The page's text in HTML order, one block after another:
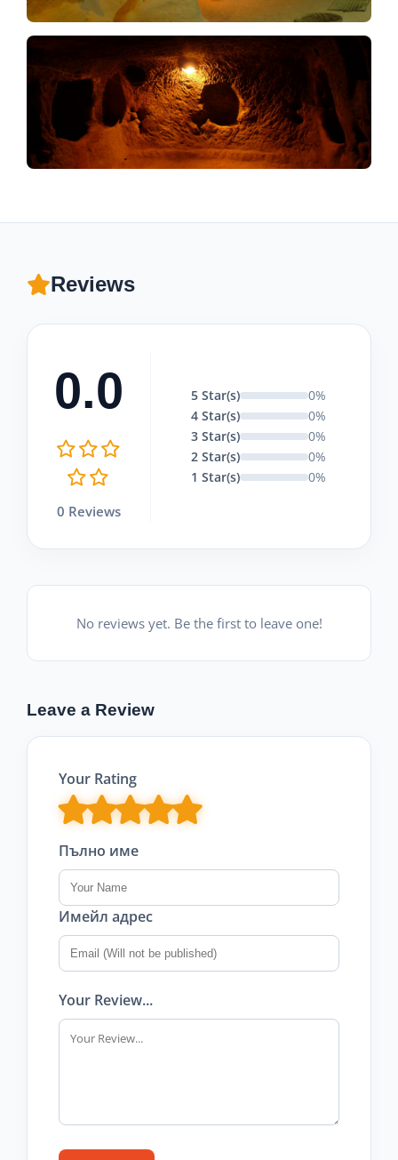
Reviews
0.0
0 Reviews
5 Star(s)
0%
4 Star(s)
0%
3 Star(s)
0%
2 Star(s)
0%
1 Star(s)
0%
No reviews yet. Be the first to leave one!
Leave a Review
Your Rating
Пълно име
Имейл адрес
Your Review...